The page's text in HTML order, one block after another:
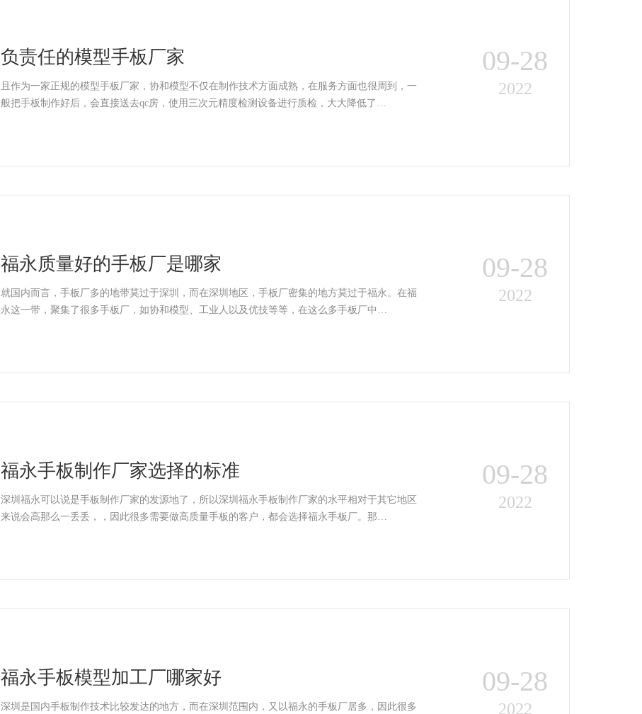
负责任的模型手板厂家
且作为一家正规的模型手板厂家，协和模型不仅在制作技术方面成熟，在服务方面也很周到，一
般把手板制作好后，会直接送去qc房，使用三次元精度检测设备进行质检，大大降低了…
09-28
2022
福永质量好的手板厂是哪家
就国内而言，手板厂多的地带莫过于深圳，而在深圳地区，手板厂密集的地方莫过于福永。在福
永这一带，聚集了很多手板厂，如协和模型、工业人以及优技等等，在这么多手板厂中…
09-28
2022
福永手板制作厂家选择的标准
深圳福永可以说是手板制作厂家的发源地了，所以深圳福永手板制作厂家的水平相对于其它地区
来说会高那么一丢丢，，因此很多需要做高质量手板的客户，都会选择福永手板厂。那…
09-28
2022
福永手板模型加工厂哪家好
深圳是国内手板制作技术比较发达的地方，而在深圳范围内，又以福永的手板厂居多，因此很多
09-28
2022